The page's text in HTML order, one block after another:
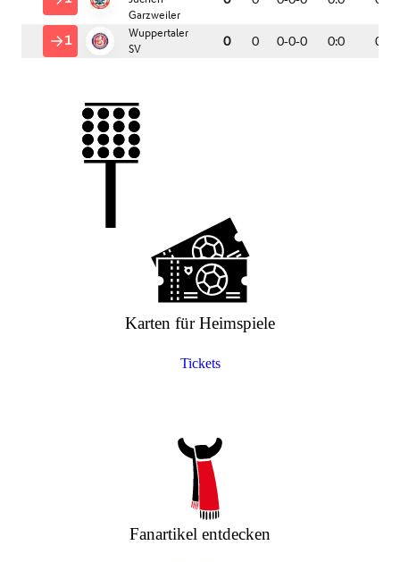
Karten für Heimspiele
Tickets
Fanartikel entdecken